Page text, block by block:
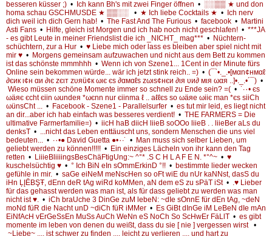
besseren küsser ;) • Ich kann Bh's mit zwei Finger öffnen • ░░▒▒ ★ und don
homa schau GSCHMUSDE ★ ▒▒░░
• ★ Ich liebe Cocktails ★ • Ich nerv
dich weil ich dich Gern hab! • The Fast And The Furious • facebook • Martini
Asti Fans • Hilfe, gleich ist Morgen und ich hab noch nicht geschlafen! • ***JA
- es gibt Leute in meiner Friendslist die ich _NICHT_ mag*** • Nüchtern-
schüchtern, zur a Hur • ♥ Liebe mich oder lass es bleiben aber spiel nicht mit
mir ♥ • Morgens gemeinsam aufzuwachen und nicht aus dem Bett zu kommen
ist das schönste mmmhhh • Wenn ich von Szene1... 1Cent in der Minute fürs
Online sein bekommen würde... wär ich jetzt stink reich.. =) • (¯`•._.•[мαn¢нмαℓ
∂єик ι¢н αи ∂ιє zєιт zυяü¢к ωιє єѕ ∂αмαℓѕ zωιѕ¢нєи ∂ιя υи∂ мιя ωαя ..]•._.•´¯) •
Wieso müssen schöne Momente immer so schnell zu Ende sein? =( • ˙·٠• єs
ωäяє єcht єiin ωundeя *ωєnn nur єiinma ℓ .. aℓℓєs so ωäяe ωiiє man *єs siiCh
ωünsCht ...
• Facebook - Szene1 - Parallelsurfer • es tut mir leid, es liegt nicht
an dir...aber ich hab einfach was besseres verdient! • THE FARMERS = Die
ultimative Farmerfamilie=) • iicH haB diicH liieB soOOo liieB . . liieBer aLs du
denksT •
...nicht das Leben enttäuscht uns, sondern Menschen die uns viel
bedeuten...
• ·٠•● David Guetta ●•٠·˙ • Man muss sich selber Lieben, um
geliebt werden zu können!!!!! • Ein einziges Lächeln von ihr kann den Tag
retten • LiiieBliiiingsBesChäFtigUng:~ ^°* .S C H L A F E N. *°^~ • ♥
kuschelsüchtig ♥ • ° Ich BiN eIn sOmmErkinD °!! • bestimmte lieder wecken
gefühle in mir. • saGe eiNeM meNscHen so oFt wiE du nUr kaNNst, dasS du
iHn ĻĮĒBŞŦ, dEnn deR tAg wiRd koMMen, aN dem eS zu sPäT iSt •
.♥ Lieber
für das gehasst werden was man ist, als für dass geliebt zu werden was man
nicht ist ♥.
• iCh braUche 3 DinGe zuM lebeN: ~dIe sOnnE für dEn tAg, ~deN
moNd füR die Nacht unD ~diCh füR iMMer • Es GiBt dInGe iM LeBeN dIe mAn
EiNfAcH vErGeSsEn MuSs AuCh WeNn eS NoCh So ScHwEr FäLlT • es gibt
momente im leben von denen du weißt, dass du sie [ nie ] vergessen wirst •
~Liebe~ .... ist schwer zu finden .... leicht zu verlieren .... und hart zu